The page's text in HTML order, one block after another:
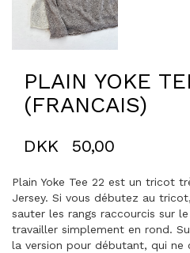
PLAIN YOKE
(FRANCAIS)
DKK 50,00
Plain Yoke Tee 22 est un tricot
Jersey. Si vous débutez au
sauter les rangs raccourcis sur
travailler simplement en rond.
la version pour débutant, qui ne